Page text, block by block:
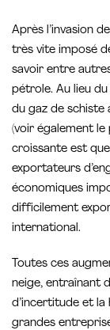
Après l’invasion
très vite imposé
savoir entre
pétrole. Au lieu
du gaz de schiste
(voir également
croissante est que
exportateurs
économiques
difficilement
international.
Toutes ces
neige, entraînant
d’incertitude et la
grandes